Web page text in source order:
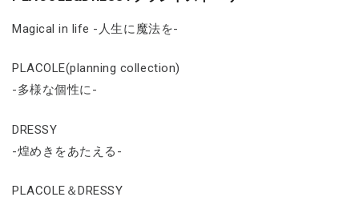
Magical in life -人生に魔法を-
PLACOLE(planning collection)
-多様な個性に-
DRESSY
-煌めきをあたえる-
PLACOLE＆DRESSY